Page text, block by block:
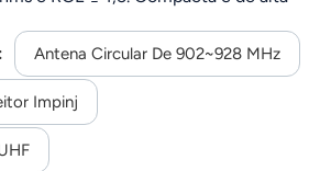
Antena Circular De 902~928 MHz
Impinj